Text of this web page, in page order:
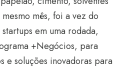
mês, foi a vez do
em uma rodada,
+Negócios, para
e soluções inovadoras para